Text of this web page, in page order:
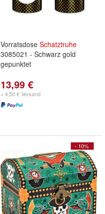
Vorratsdose Schatztruhe
3085021 - Schwarz gold
gepunktet
13,99 €
+ 4,50 € Versand
- 10%